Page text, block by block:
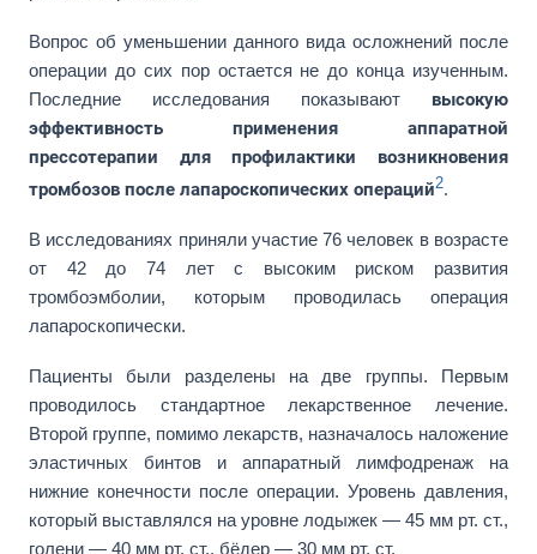
Вопрос об уменьшении данного вида осложнений после
операции до сих пор остается не до конца изученным.
Последние исследования показывают высокую
эффективность применения аппаратной
прессотерапии для профилактики возникновения
тромбозов после лапароскопических операций2.
В исследованиях приняли участие 76 человек в возрасте
от 42 до 74 лет с высоким риском развития
тромбоэмболии, которым проводилась операция
лапароскопически.
Пациенты были разделены на две группы. Первым
проводилось стандартное лекарственное лечение.
Второй группе, помимо лекарств, назначалось наложение
эластичных бинтов и аппаратный лимфодренаж на
нижние конечности после операции. Уровень давления,
который выставлялся на уровне лодыжек — 45 мм рт. ст.,
голени — 40 мм рт. ст., бёдер — 30 мм рт. ст.